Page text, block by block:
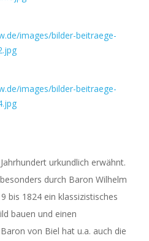
images/bilder-beitraege-
images/bilder-beitraege-
urkundlich erwähnt.
durch Baron Wilhelm
bis 1824 ein klassizistisches
bauen und einen
von Biel hat u.a. auch die